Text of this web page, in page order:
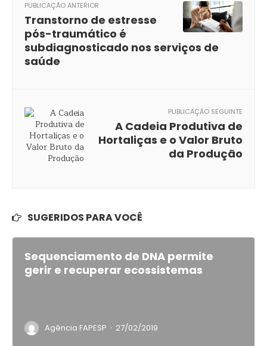
PUBLICAÇÃO ANTERIOR
Transtorno de estresse
pós-traumático é
subdiagnosticado nos serviços de
saúde
PUBLICAÇÃO SEGUINTE
A Cadeia Produtiva de
Hortaliças e o Valor Bruto
da Produção
SUGERIDOS PARA VOCÊ
Sequenciamento de DNA permite
gerir e recuperar ecossistemas
Agência FAPESP · 27/02/2019